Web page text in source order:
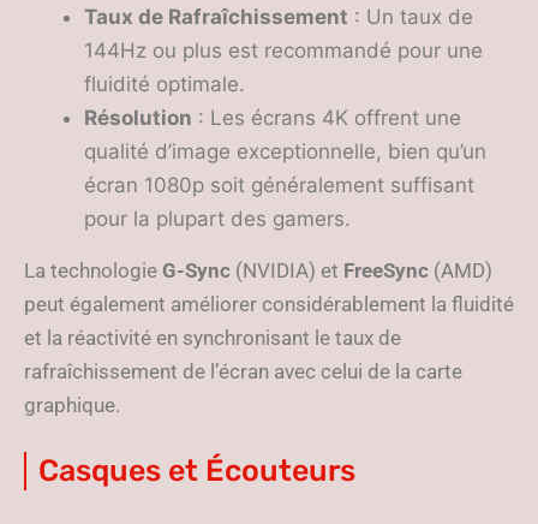
Taux de Rafraîchissement : Un taux de
144Hz ou plus est recommandé pour une
fluidité optimale.
Résolution : Les écrans 4K offrent une
qualité d’image exceptionnelle, bien qu’un
écran 1080p soit généralement suffisant
pour la plupart des gamers.
La technologie G-Sync (NVIDIA) et FreeSync (AMD)
peut également améliorer considérablement la fluidité
et la réactivité en synchronisant le taux de
rafraîchissement de l’écran avec celui de la carte
graphique.
Casques et Écouteurs